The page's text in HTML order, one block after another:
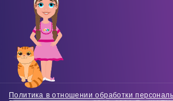
Политика в отношении обработки